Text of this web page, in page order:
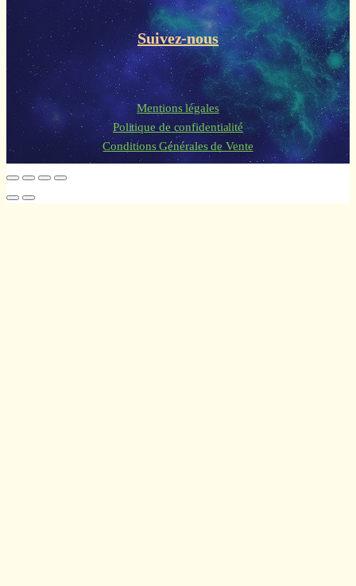
Suivez-nous
Mentions légales
Politique de confidentialité
Conditions Générales de Vente